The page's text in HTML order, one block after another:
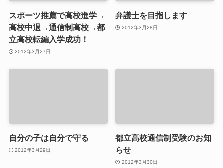
スポーツ推薦で高校進学→
高校中退→通信制高校→都
立高校転編入学成功！
2012年3月27日
弁護士を目指します
2012年3月28日
自分の子は自分で守る
2012年3月29日
都立高校通信制受験のお知
らせ
2012年3月30日